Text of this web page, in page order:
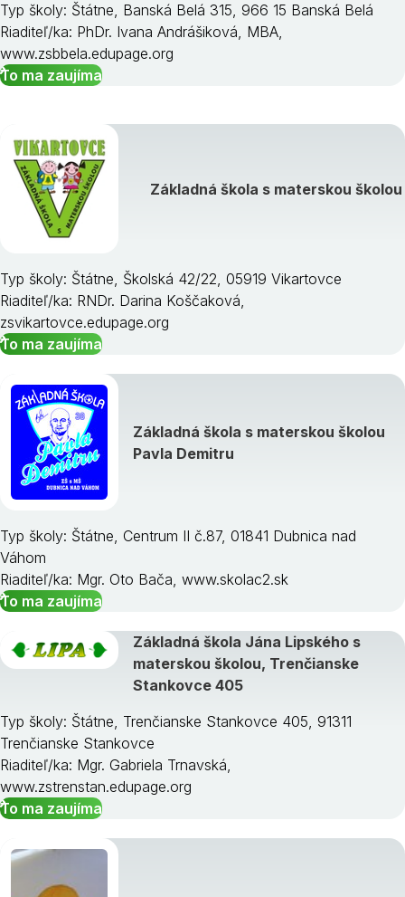
Typ školy: Štátne, Banská Belá 315, 966 15 Banská Belá
Riaditeľ/ka: PhDr. Ivana Andrášiková, MBA,
www.zsbbela.edupage.org
To ma zaujíma
Základná škola s materskou školou
Typ školy: Štátne, Školská 42/22, 05919 Vikartovce
Riaditeľ/ka: RNDr. Darina Koščaková,
zsvikartovce.edupage.org
To ma zaujíma
Základná škola s materskou školou
Pavla Demitru
Typ školy: Štátne, Centrum II č.87, 01841 Dubnica nad
Váhom
Riaditeľ/ka: Mgr. Oto Bača, www.skolac2.sk
To ma zaujíma
Základná škola Jána Lipského s
materskou školou, Trenčianske
Stankovce 405
Typ školy: Štátne, Trenčianske Stankovce 405, 91311
Trenčianske Stankovce
Riaditeľ/ka: Mgr. Gabriela Trnavská,
www.zstrenstan.edupage.org
To ma zaujíma